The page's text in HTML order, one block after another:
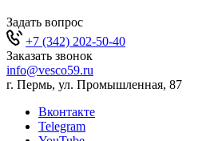
Задать вопрос
+7 (342) 202-50-40
Заказать звонок
info@vesco59.ru
г. Пермь, ул. Промышленная, 87
Вконтакте
Telegram